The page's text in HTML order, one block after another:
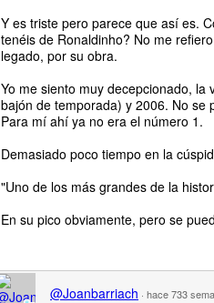
Y es triste pero parece que así es.
tenéis de Ronaldinho? No me
legado, por su obra.
Yo me siento muy decepcionado,
bajón de temporada) y 2006. No se
Para mí ahí ya no era el número 1.
Demasiado poco tiempo en la
"Uno de los más grandes de la
En su pico obviamente, pero se
@Joanbarriach · hace 733